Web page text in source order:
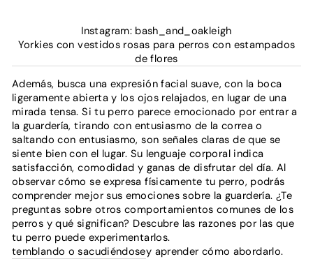
Instagram: bash_and_oakleigh
Yorkies con vestidos rosas para perros con estampados
de flores
Además, busca una expresión facial suave, con la boca
ligeramente abierta y los ojos relajados, en lugar de una
mirada tensa. Si tu perro parece emocionado por entrar a
la guardería, tirando con entusiasmo de la correa o
saltando con entusiasmo, son señales claras de que se
siente bien con el lugar. Su lenguaje corporal indica
satisfacción, comodidad y ganas de disfrutar del día. Al
observar cómo se expresa físicamente tu perro, podrás
comprender mejor sus emociones sobre la guardería. ¿Te
preguntas sobre otros comportamientos comunes de los
perros y qué significan? Descubre las razones por las que
tu perro puede experimentarlos.
temblando o sacudiéndosey aprender cómo abordarlo.